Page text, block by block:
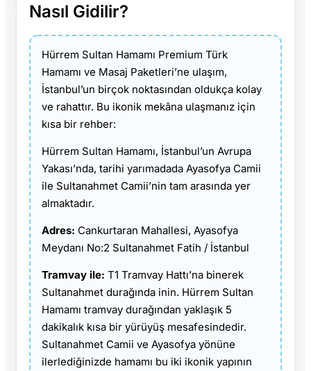
Nasıl Gidilir?
Hürrem Sultan Hamamı Premium Türk
Hamamı ve Masaj Paketleri’ne ulaşım,
İstanbul’un birçok noktasından oldukça kolay
ve rahattır. Bu ikonik mekâna ulaşmanız için
kısa bir rehber:
Hürrem Sultan Hamamı, İstanbul’un Avrupa
Yakası’nda, tarihi yarımadada Ayasofya Camii
ile Sultanahmet Camii’nin tam arasında yer
almaktadır.
Adres: Cankurtaran Mahallesi, Ayasofya
Meydanı No:2 Sultanahmet Fatih / İstanbul
Tramvay ile: T1 Tramvay Hattı’na binerek
Sultanahmet durağında inin. Hürrem Sultan
Hamamı tramvay durağından yaklaşık 5
dakikalık kısa bir yürüyüş mesafesindedir.
Sultanahmet Camii ve Ayasofya yönüne
ilerlediğinizde hamamı bu iki ikonik yapının